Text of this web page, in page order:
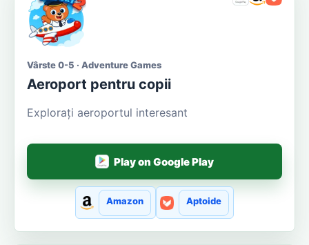
Vârste 0-5 · Adventure Games
Aeroport pentru copii
Explorați aeroportul interesant
Play on Google Play
Amazon Aptoide